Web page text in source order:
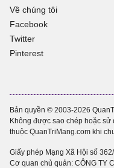
Về chúng tôi
Facebook
Twitter
Pinterest
Bản quyền © 2003-2026
Không được sao chép hoặc sử
thuộc QuanTriMang.com khi
Giấy phép Mạng Xã Hội số
Cơ quan chủ quản: CÔNG TY